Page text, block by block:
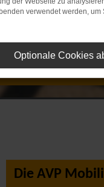
Die AVP
verwendet werden,
Optionale Cookies